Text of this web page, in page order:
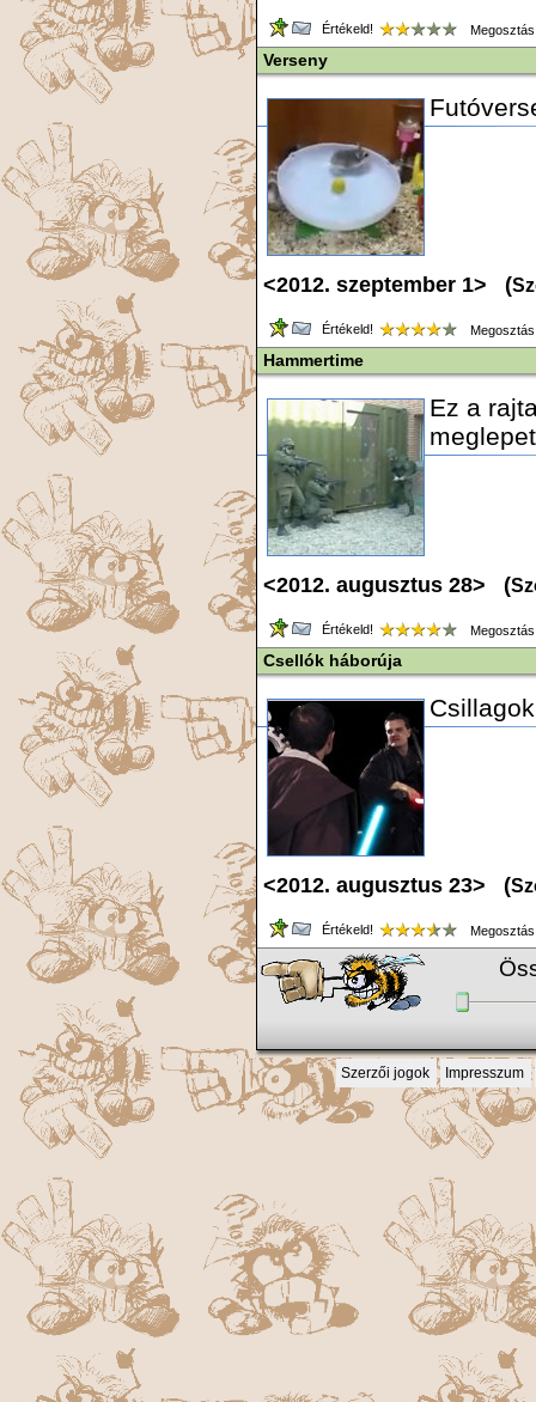
Értékeld!
Verseny
<2012. szeptember 1> (
Értékeld!
Hammertime
Ez a
<2012. augusztus 28> (
Értékeld!
Csellók háborúja
<2012. augusztus 23> (
Értékeld!
Szerzői jogok Impresszum